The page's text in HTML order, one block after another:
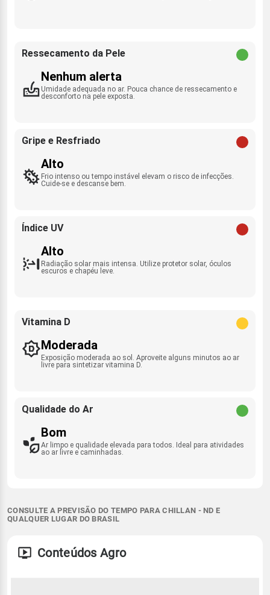
Ressecamento da Pele
Nenhum alerta
Umidade adequada no ar. Pouca chance de ressecamento e
desconforto na pele exposta.
Gripe e Resfriado
Alto
Frio intenso ou tempo instável elevam o risco de infecções.
Cuide-se e descanse bem.
Índice UV
Alto
Radiação solar mais intensa. Utilize protetor solar, óculos
escuros e chapéu leve.
Vitamina D
Moderada
Exposição moderada ao sol. Aproveite alguns minutos ao ar
livre para sintetizar vitamina D.
Qualidade do Ar
Bom
Ar limpo e qualidade elevada para todos. Ideal para atividades
ao ar livre e caminhadas.
CONSULTE A PREVISÃO DO TEMPO PARA CHILLAN - ND E
QUALQUER LUGAR DO BRASIL
Conteúdos Agro